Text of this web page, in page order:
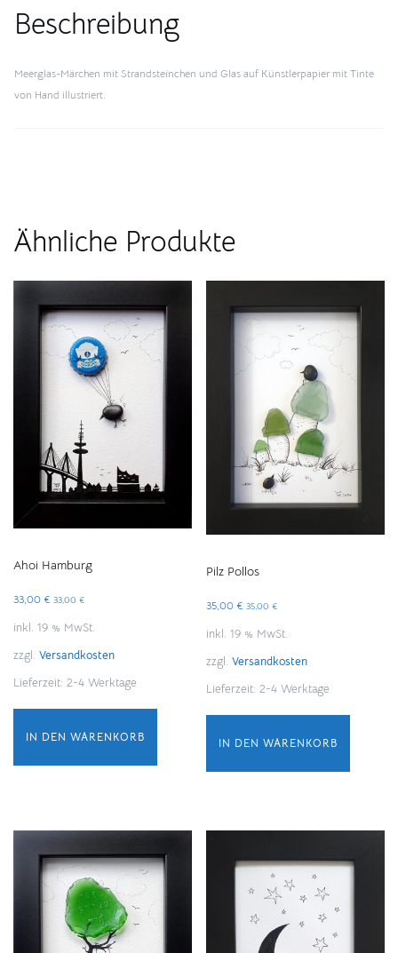
Beschreibung
Meerglas-Märchen mit Strandsteinchen und Glas auf Künstlerpapier mit Tinte
von Hand illustriert.
Ähnliche Produkte
Ahoi Hamburg
33,00 € 33,00 €
inkl. 19 % MwSt.
zzgl. Versandkosten
Lieferzeit: 2-4 Werktage
IN DEN WARENKORB
Pilz Pollos
35,00 € 35,00€
inkl. 19 % MwSt.
zzgl.Versandkosten
Lieferzeit:2-4 Werktage
IN DEN WARENKORB